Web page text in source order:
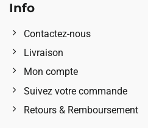
Info
Contactez-nous
Livraison
Mon compte
Suivez votre commande
Retours & Remboursement